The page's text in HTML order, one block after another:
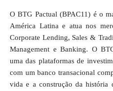
O BTG Pactual (BPAC11) é o
América Latina e atua nos
Corporate Lending, Sales &
Management e Banking. O
uma das plataformas de
com um banco transacional
vida e a construção da história